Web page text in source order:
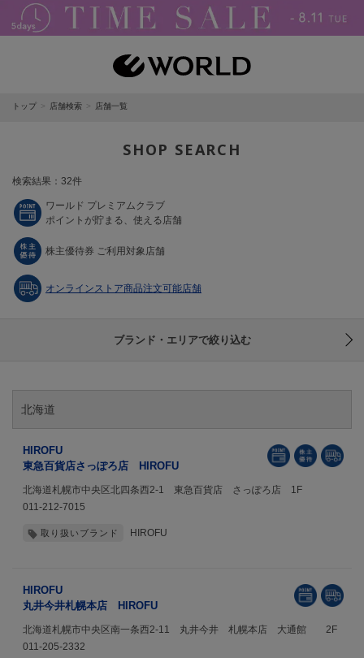
トップ 店舗検索 店舗一覧
SHOP SEARCH
検索結果：32件
ワールド プレミアムクラブ
ポイントが貯まる、使える店舗
株主優待券 ご利用対象店舗
オンラインストア商品注文可能店舗
ブランド・エリアで絞り込む
北海道
HIROFU
東急百貨店さっぽろ店 HIROFU
北海道札幌市中央区北四条西2-1 東急百貨店 さっぽろ店 1F
011-212-7015
取り扱いブランド HIROFU
HIROFU
丸井今井札幌本店 HIROFU
北海道札幌市中央区南一条西2-11 丸井今井 札幌本店 大通館 2F
011-205-2332